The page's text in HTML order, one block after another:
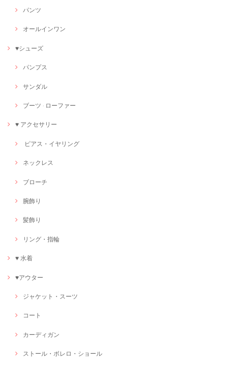
パンツ
オールインワン
♥シューズ
パンプス
サンダル
ブーツ · ローファー
♥ アクセサリー
ピアス・イヤリング
ネックレス
ブローチ
腕飾り
髪飾り
リング・指輪
♥ 水着
♥アウター
ジャケット・スーツ
コート
カーディガン
ストール・ボレロ・ショール